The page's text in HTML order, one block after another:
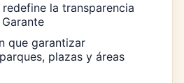
la transparencia
que garantizar
plazas y áreas